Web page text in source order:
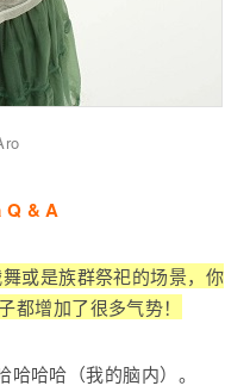
Q & A
或是族群祭祀的场景，你
都增加了很多气势！
哈哈（我的脑内）。